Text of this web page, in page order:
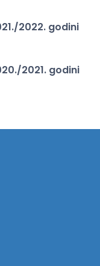
2022. godini
2021. godini